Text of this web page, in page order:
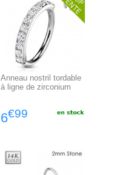
Anneau nostril tordable
à ligne de zirconium
6€99